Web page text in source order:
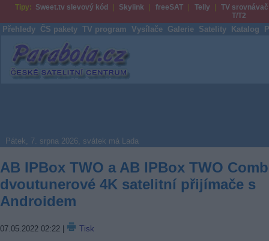
Tipy: Sweet.tv slevový kód Skylink freeSAT Telly
TV srovnávač
T/T2
Přehledy ČS pakety TV program Vysílače Galerie Satelity Katalog
Parabola.cz
Pátek, 7. srpna 2026, svátek má Lada
AB IPBox TWO a AB IPBox TWO
dvoutunerové 4K satelitní přijímače s
Androidem
07.05.2022 02:22 Tisk